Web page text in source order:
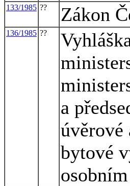
133/1985 ?? Zákon
136/1985 ??
a
bytové